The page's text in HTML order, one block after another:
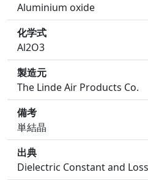
Aluminium oxide
化学式
Al2O3
製造元
The Linde Air Products Co.
備考
単結晶
出典
Dielectric Constant and